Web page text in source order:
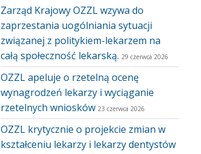
Zarząd Krajowy OZZL wzywa do
zaprzestania uogólniania sytuacji
związanej z politykiem-lekarzem na
całą społeczność lekarską. 29 czerwca 2026
OZZL apeluje o rzetelną ocenę
wynagrodzeń lekarzy i wyciąganie
rzetelnych wniosków 23 czerwca 2026
OZZL krytycznie o projekcie zmian w
kształceniu lekarzy i lekarzy dentystów